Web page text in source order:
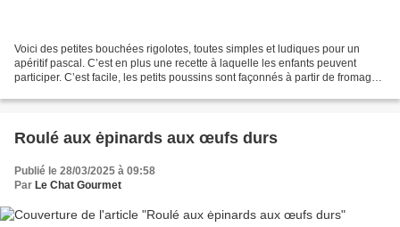
Voici des petites bouchées rigolotes, toutes simples et ludiques pour un
apéritif pascal. C’est en plus une recette à laquelle les enfants peuvent
participer. C’est facile, les petits poussins sont façonnés à partir de fromage
Roulé aux ėpinards aux œufs durs
Publié le 28/03/2025 à 09:58
Par Le Chat Gourmet